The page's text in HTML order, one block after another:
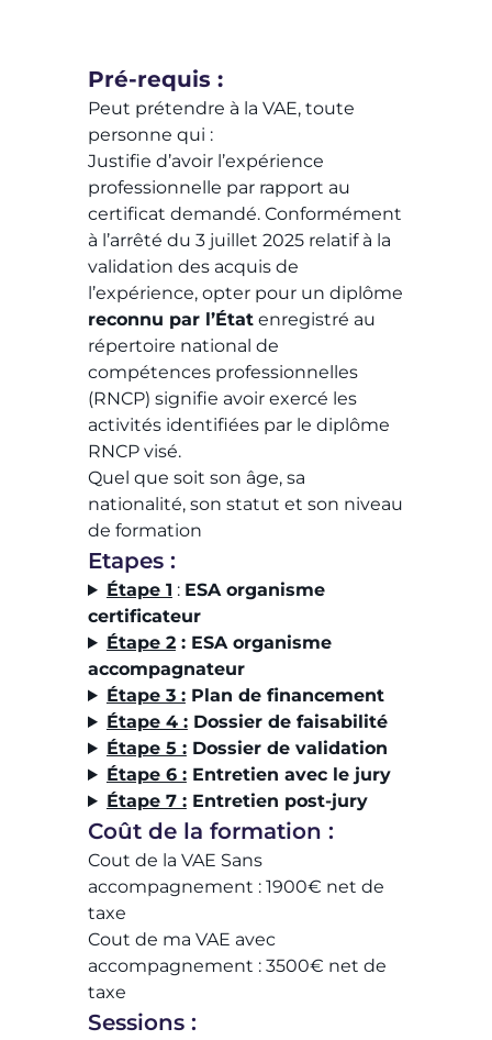
Pré-requis :
Peut prétendre à la VAE, toute
personne qui :
Justifie d’avoir l’expérience
professionnelle par rapport au
certificat demandé. Conformément
à l’arrêté du 3 juillet 2025 relatif à la
validation des acquis de
l’expérience, opter pour un diplôme
reconnu par l’État enregistré au
répertoire national de
compétences professionnelles
(RNCP) signifie avoir exercé les
activités identifiées par le diplôme
RNCP visé.
Quel que soit son âge, sa
nationalité, son statut et son niveau
de formation
Etapes :
Étape 1 : ESA organisme
certificateur
Étape 2: ESA organisme
accompagnateur
Étape 3 :Plan de financement
Étape 4 :Dossier de faisabilité
Étape 5 : Dossier de validation
Étape 6 : Entretien avec le jury
Étape 7 : Entretien post-jury
Coût de la formation :
Cout de la VAE Sans
accompagnement : 1900€ net de
taxe​
Cout de ma VAE avec
accompagnement : 3500€ net de
taxe​
Sessions :